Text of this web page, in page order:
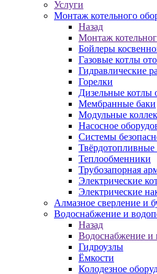
Услуги
Монтаж котельного
Назад
Монтаж
Бойлеры
Газовые котлы
Гидравлические
Горелки
Дизельные котлы
Мембранные баки
Модульные
Насосное
Системы
Твёрдотопливные
Теплообменники
Трубозапорная
Электрические
Электрические
Алмазное сверление и
Водоснабжение и
Назад
Водоснабжение и
Гидроузлы
Ёмкости
Колодезное